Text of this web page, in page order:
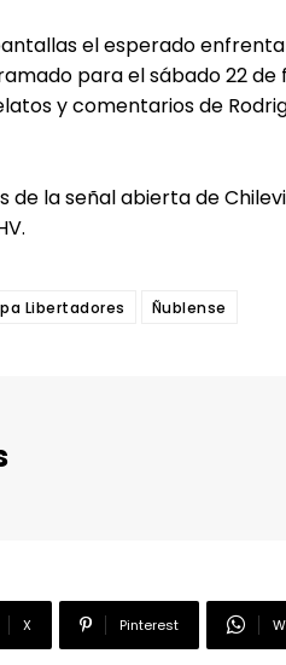
el esperado
para el sábado 22 de
y comentarios de
la señal abierta de
Libertadores Ñublense
X Pinterest